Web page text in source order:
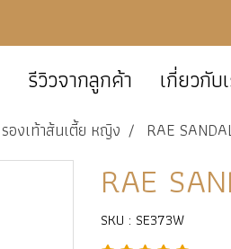
รีวิวจากลูกค้า เกี่ยวกับ
รองเท้าส้นเตี้ย หญิง RAE
RAE
SKU : SE373W